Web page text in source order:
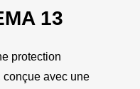
13
protection
avec une